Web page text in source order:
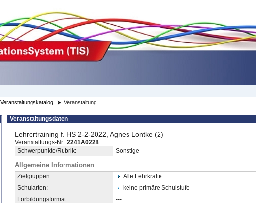
Veranstaltungskatalog Veranstaltung
Veranstaltungsdaten
Lehrertraining f. HS 2-2-2022, Agnes Lontke (2)
Veranstaltungs-Nr.: 2241A0228
Schwerpunkte/Rubrik:
Sonstige
Allgemeine Informationen
Zielgruppen:
Alle Lehrkräfte
Schularten:
keine primäre Schulstufe
Forbildungsformat:
---